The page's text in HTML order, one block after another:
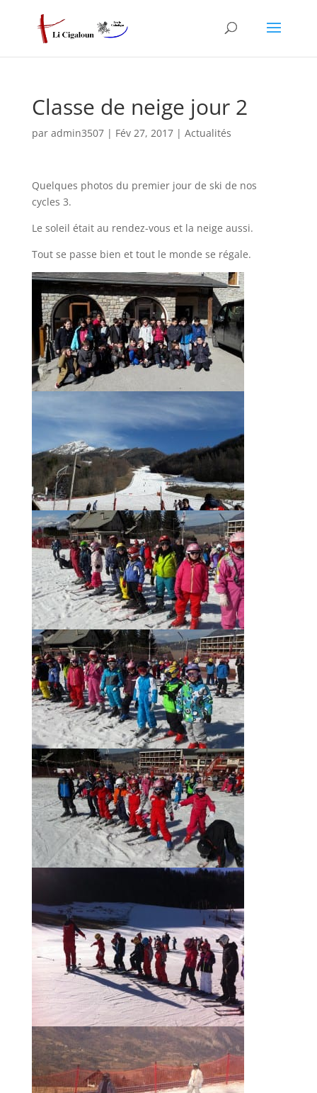
Classe de neige jour 2
par admin3507| Fév 27, 2017| Actualités
Quelques photos du premier jour de ski de nos
cycles 3.
Le soleil était au rendez-vous et la neige aussi.
Tout se passe bien et tout le monde se régale.